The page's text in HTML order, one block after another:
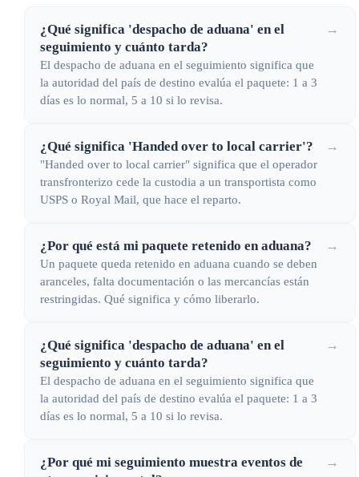
¿Qué significa 'despacho de aduana' en el
seguimiento y cuánto tarda?
El despacho de aduana en el seguimiento significa que
la autoridad del país de destino evalúa el paquete: 1 a 3
días es lo normal, 5 a 10 si lo revisa.
→
¿Qué significa 'Handed over to local carrier'?
"Handed over to local carrier" significa que el operador
transfronterizo cede la custodia a un transportista como
USPS o Royal Mail, que hace el reparto.
→
¿Por qué está mi paquete retenido en aduana?
Un paquete queda retenido en aduana cuando se deben
aranceles, falta documentación o las mercancías están
restringidas. Qué significa y cómo liberarlo.
→
¿Qué significa 'despacho de aduana' en el
seguimiento y cuánto tarda?
El despacho de aduana en el seguimiento significa que
la autoridad del país de destino evalúa el paquete: 1 a 3
días es lo normal, 5 a 10 si lo revisa.
→
¿Por qué mi seguimiento muestra eventos de
→